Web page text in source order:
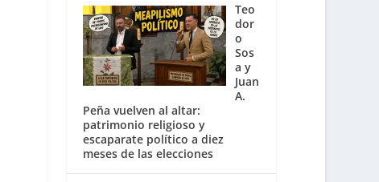
Teo
dor
o
Sos
a y
Juan
A.
Peña vuelven al altar:
patrimonio religioso y
escaparate político a diez
meses de las elecciones